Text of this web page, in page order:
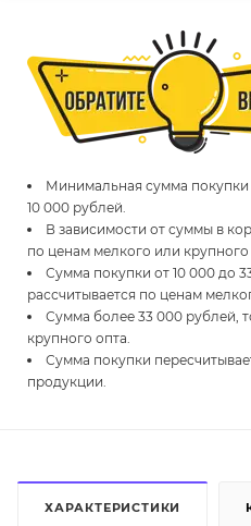
Минимальная сумма покупки
10 000 рублей.
В зависимости от суммы в
по ценам мелкого или крупного
Сумма покупки от 10 000 до
рассчитывается по ценам
Сумма более 33 000 рублей,
крупного опта.
Сумма покупки
продукции.
ХАРАКТЕРИСТИКИ